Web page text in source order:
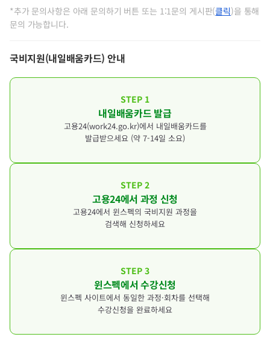
A
강의 횟수 제한 없이 지원 한도 내에서 수강
신청이 가능합니다.
주시기 바랍니다.
- 기존: 카드 발급일로부터 연간 훈련 수강 5
회, 동일 직종 훈련과정 3회 제한
- 변경: 강의 횟수 제한 없이 지원 한도 내 수
강 신청 가능
역 고용센터로 문의해 주시기 바랍니다.
동일 과정은 수료 여부와 관계없이 재수강이
*추가 문의사항은 아래 문의하기 버튼 또는 1:1문의 게시판(1:1문의 게시판
클릭)을 통해
문의 가능합니다.
국비지원(내일배움카드) 안내
STEP 1
내일배움카드 발급
고용24(work24.go.kr)에서 내일배움카드를
발급받으세요 (약 7-14일 소요)
STEP 2
고용24에서 과정 신청
고용24에서 윈스펙의 국비지원 과정을
검색해 신청하세요
STEP 3
윈스펙에서 수강신청
윈스펙 사이트에서 동일한 과정·회차를 선택해
수강신청을 완료하세요